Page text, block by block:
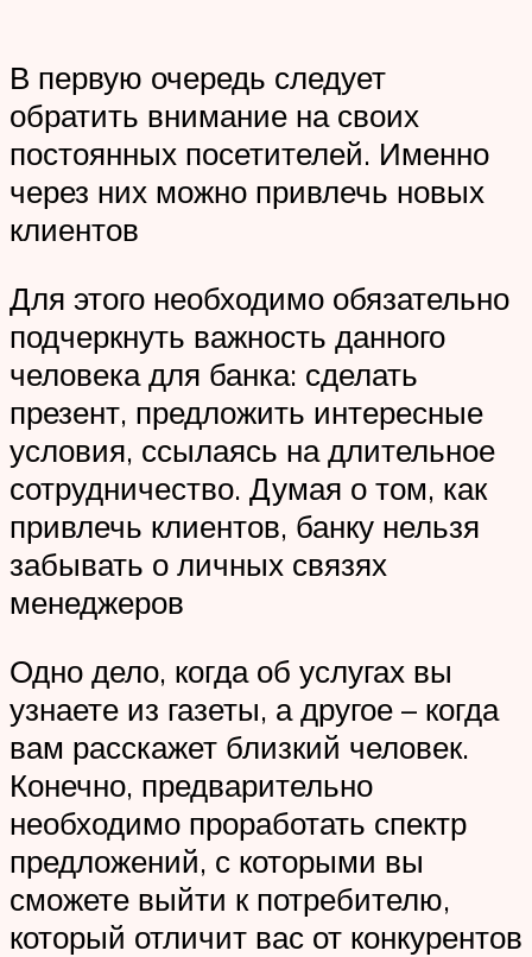
В первую очередь следует
обратить внимание на своих
постоянных посетителей. Именно
через них можно привлечь новых
клиентов
Для этого необходимо обязательно
подчеркнуть важность данного
человека для банка: сделать
презент, предложить интересные
условия, ссылаясь на длительное
сотрудничество. Думая о том, как
привлечь клиентов, банку нельзя
забывать о личных связях
менеджеров
Одно дело, когда об услугах вы
узнаете из газеты, а другое – когда
вам расскажет близкий человек.
Конечно, предварительно
необходимо проработать спектр
предложений, с которыми вы
сможете выйти к потребителю,
который отличит вас от конкурентов